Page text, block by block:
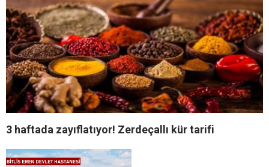
3 haftada zayıflatıyor! Zerdeçallı kür tarifi